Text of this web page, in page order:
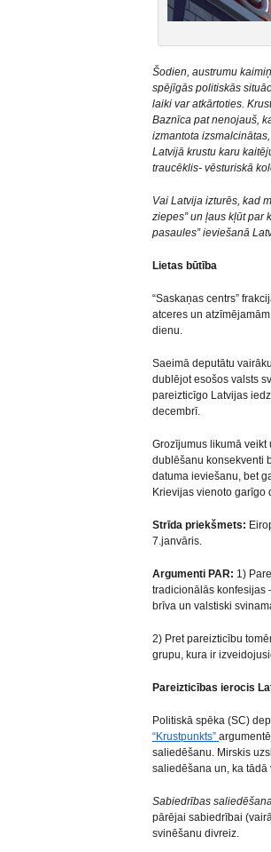
Šodien, austrumu
spējīgās politiskās
laiki var atkārtoties.
Baznīca pat nenojauš,
izmantota
Latvijā krustu karu
traucēklis- vēsturiskā
Vai Latvija izturēs, kad
ziepes” un ļaus kļūt par
pasaules” ieviešanā
Lietas būtība
“Saskaņas centrs”
atceres un
dienu.
Saeimā deputātu
dublējot esošos valsts
pareizticīgo Latvijas
decembrī.
Grozījumus likumā veikt
dublēšanu konsekventi
datuma ieviešanu, bet
Krievijas vienoto garīgo
Strīda priekšmets:
7.janvāris.
Argumenti PAR: 1)
tradicionālās konfesijas
brīva un valstiski
2) Pret pareizticību
grupu, kura ir
Pareizticības ierocis
Politiskā spēka (SC)
“Krustpunkts”
saliedēšanu. Mirskis
saliedēšana un, ka
Sabiedrības
pārējai sabiedrībai
svinēšanu divreiz.